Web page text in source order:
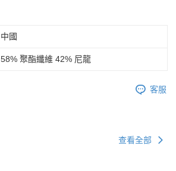
中國
58% 聚酯纖維 42% 尼龍
客服
查看全部